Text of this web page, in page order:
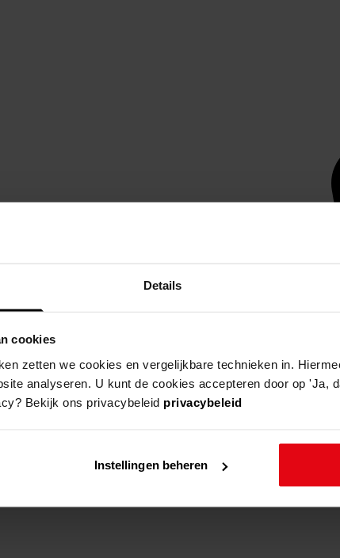
Details
cookies
zetten we cookies en vergelijkbare technieken in.
analyseren. U kunt de cookies accepteren door op 'Ja,
Bekijk ons privacybeleid privacybeleid
Instellingen beheren